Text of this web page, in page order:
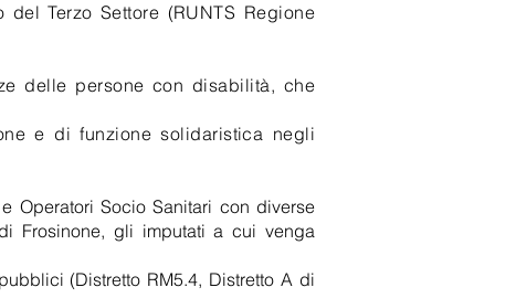
Terzo Settore (RUNTS Regione
delle persone con disabilità, che
e di funzione solidaristica negli
Operatori Socio Sanitari con diverse
Frosinone, gli imputati a cui venga
(Distretto RM5.4, Distretto A di